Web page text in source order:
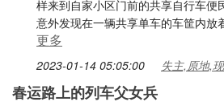
样来到自家小区门前的共享自行车便
意外发现在一辆共享单车的车筐内放
更多
2023-01-14 05:05:00 失主,原地,
春运路上的列车父女兵